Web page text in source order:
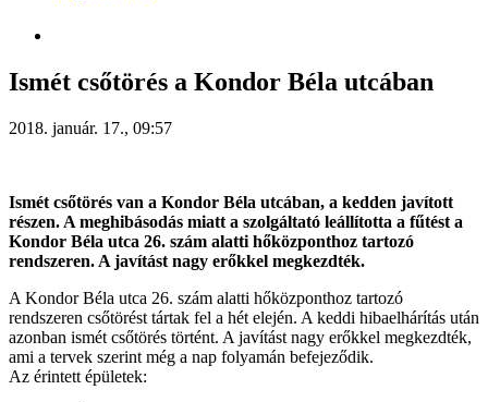
Ismét csőtörés a Kondor Béla utcában
2018. január. 17., 09:57
Ismét csőtörés van a Kondor Béla utcában, a kedden javított
részen. A meghibásodás miatt a szolgáltató leállította a fűtést a
Kondor Béla utca 26. szám alatti hőközponthoz tartozó
rendszeren. A javítást nagy erőkkel megkezdték.
A Kondor Béla utca 26. szám alatti hőközponthoz tartozó
rendszeren csőtörést tártak fel a hét elején. A keddi hibaelhárítás után
azonban ismét csőtörés történt. A javítást nagy erőkkel megkezdték,
ami a tervek szerint még a nap folyamán befejeződik.
Az érintett épületek: